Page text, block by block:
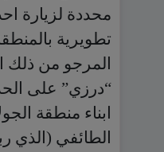
محددة لزيارة
تطويرية
المرجو من ذلك
“درزي” على
ابناء منطقة
الطائفي (الذي